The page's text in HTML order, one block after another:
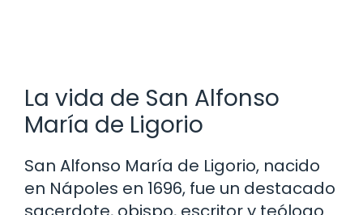
La vida de San Alfonso
María de Ligorio
San Alfonso María de Ligorio, nacido
en Nápoles en 1696, fue un destacado